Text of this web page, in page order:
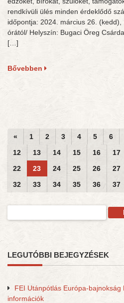
rendkívüli ülés minden érdeklődő
időpontja: 2024. március 26.
órától/ Helyszín: Bugaci Öreg
[…]
Bővebben
« 1 2 3 4 5 6
12
13 14 15 16 17
22
23 24 25 26 27
32
33 34 35 36 37
LEGUTÓBBI BEJEGYZÉSEK
FEI Utánpótlás Európa-
információk